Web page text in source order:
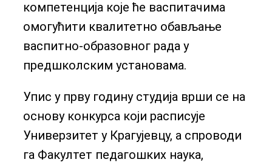
компетенција које ће васпитачима
омогућити квалитетно обављање
васпитно-образовног рада у
предшколским установама.
Упис у прву годину студија врши се на
основу конкурса који расписује
Универзитет у Крагујевцу, а спроводи
га Факултет педагошких наука,